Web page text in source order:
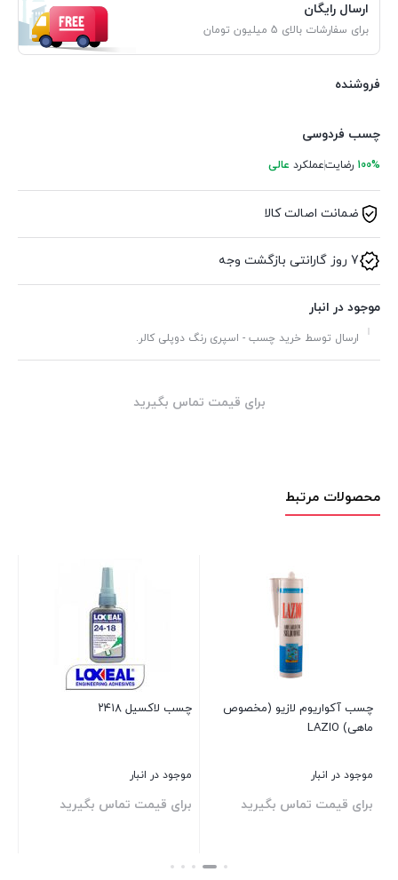
ارسال رایگان
برای سفارشات بالای 5 میلیون تومان
فروشنده
چسب فردوسی
100% رضایتعملکرد عالی
ضمانت اصالت کالا
7 روز گارانتی بازگشت وجه
موجود در انبار
ارسال توسط خرید چسب - اسپری رنگ دوپلی کالر.
برای قیمت تماس بگیرید
محصولات مرتبط
چسب آکواریوم لازیو (مخصوص
ماهی) LAZIO
موجود در انبار
برای قیمت تماس بگیرید
چسب لاکسیل ۲۴۱۸
موجود در انبار
برای قیمت تماس بگیرید
بستن